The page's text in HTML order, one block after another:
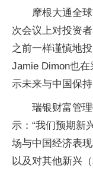
摩根大通全
次会议上对投资
之前一样谨慎地
Jamie Dimon也
示未来与中国保
瑞银财富管
示：“我们预期新
场与中国经济表
以及对其他新兴